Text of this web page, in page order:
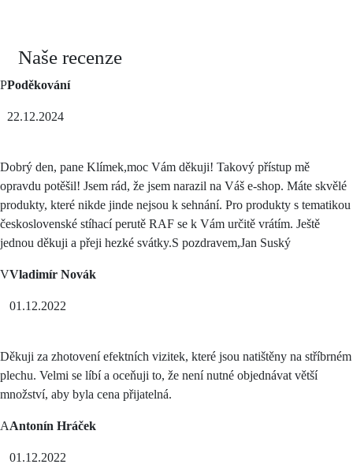
Naše recenze
PPoděkování
22.12.2024
Dobrý den, pane Klímek,moc Vám děkuji! Takový přístup mě
opravdu potěšil! Jsem rád, že jsem narazil na Váš e-shop. Máte skvělé
produkty, které nikde jinde nejsou k sehnání. Pro produkty s tematikou
československé stíhací perutě RAF se k Vám určitě vrátím. Ještě
jednou děkuji a přeji hezké svátky.S pozdravem,Jan Suský
VVladimír Novák
01.12.2022
Děkuji za zhotovení efektních vizitek, které jsou natištěny na stříbrném
plechu. Velmi se líbí a oceňuji to, že není nutné objednávat větší
množství, aby byla cena přijatelná.
AAntonín Hráček
01.12.2022